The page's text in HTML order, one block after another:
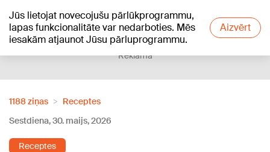
Jūs lietojat novecojušu pārlūkprogrammu,
lapas funkcionalitāte var nedarboties. Mēs
iesakām atjaunot Jūsu pārluprogrammu.
Aizvērt
+12°C
Reklāma
1188 ziņas
Receptes
Sestdiena, 30. maijs, 2026
Receptes